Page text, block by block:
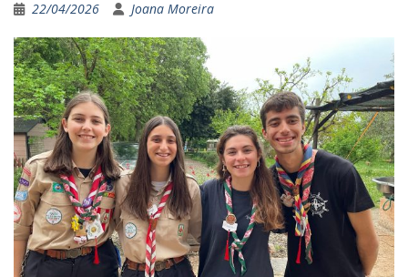
22/04/2026 Joana Moreira